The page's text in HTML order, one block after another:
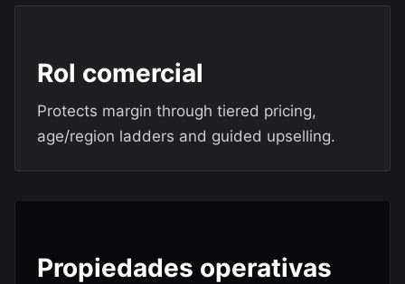
Rol comercial
Protects margin through tiered pricing,
age/region ladders and guided upselling.
Propiedades operativas